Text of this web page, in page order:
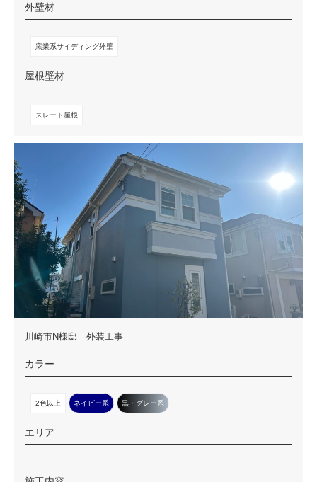
外壁材
窯業系サイディング外壁
屋根壁材
スレート屋根
川崎市N様邸 外装工事
カラー
2色以上 ネイビー系 黒・グレー系
エリア